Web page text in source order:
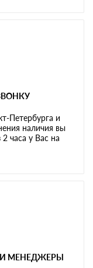
Петербурга и
наличия вы
часа у Вас на
МЕНЕДЖЕРЫ